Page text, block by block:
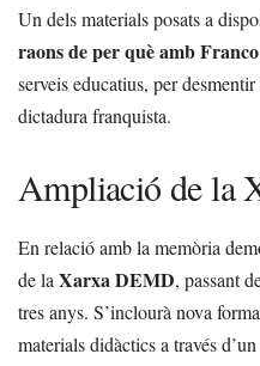
Un dels materials posats a
raons de per què amb
serveis educatius, per
dictadura franquista.
Ampliació de la
En relació amb la memòria
de la Xarxa DEMD, passant
tres anys. S’inclourà nova
materials didàctics a través